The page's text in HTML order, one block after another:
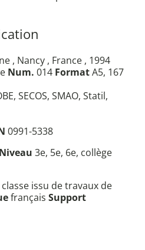
, Nancy , France , 1994
Num. 014 FormatA5, 167
SECOS, SMAO, Statil,
0991-5338
Niveau 3e, 5e, 6e, collège
issu de travaux de
français Support